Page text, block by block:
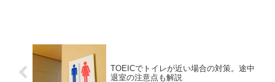
TOEICでトイレが近い場合の対策。途中
退室の注意点も解説